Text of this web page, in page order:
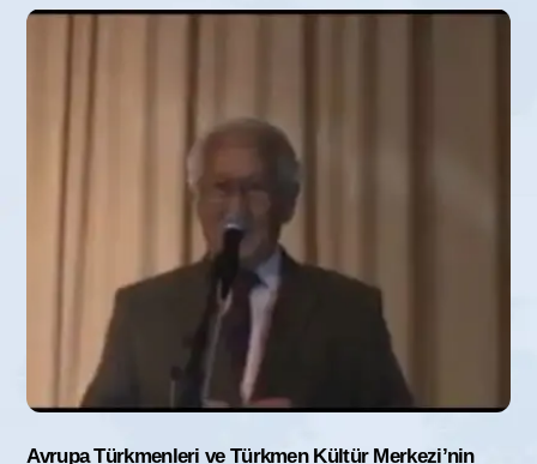
Avrupa Türkmenleri ve Türkmen Kültür Merkezi’nin